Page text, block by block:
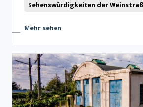
Sehenswürdigkeiten der
Mehr sehen